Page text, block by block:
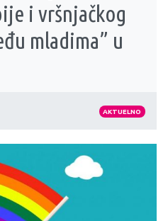
i vršnjačkog
mladima” u
AKTUELNO